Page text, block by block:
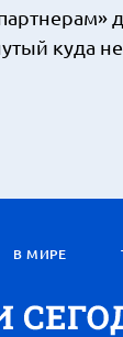
куда
В МИРЕ